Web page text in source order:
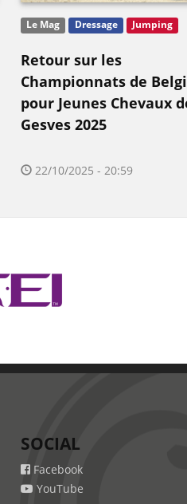
Le Mag Dressage Jumping
Retour sur les
Championnats de
pour Jeunes Chevaux
Gesves 2025
22/10/2025 - 20:59
SOCIAL
Facebook
YouTube